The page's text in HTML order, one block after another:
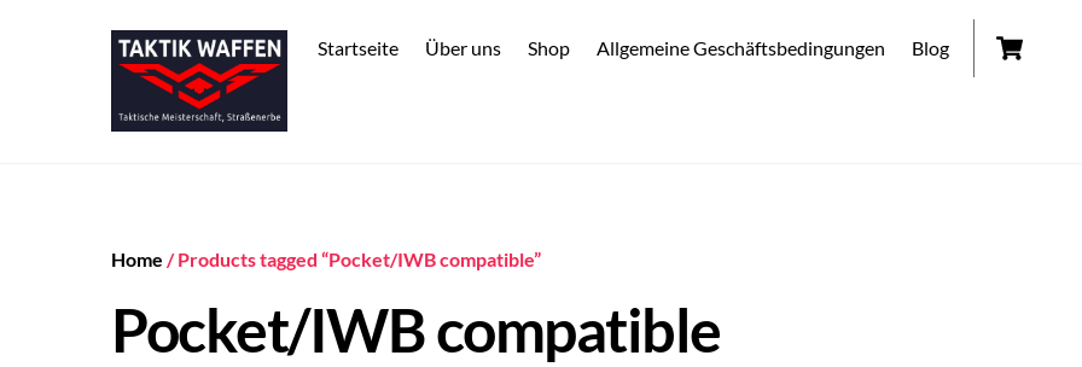
Startseite Über uns Shop Allgemeine Geschäftsbedingungen Blog
Home / Products tagged “Pocket/IWB compatible”
Pocket/IWB compatible